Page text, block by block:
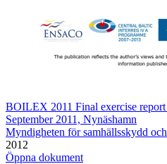
BOILEX 2011 Final exercise
September 2011, Nynäshamn
Myndigheten för samhällsskydd
2012
Öppna dokument